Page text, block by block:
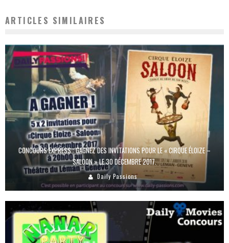
ARTICLES SIMILAIRES
CONCOURS EXPRESS : GAGNEZ DES INVITATIONS POUR LE « CIRQUE ÉLOIZE –
SALOON » LE 30 DÉCEMBRE 2017.
Daily Passions